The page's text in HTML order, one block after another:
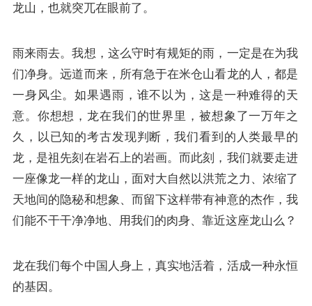
龙山，也就突兀在眼前了。
雨来雨去。我想，这么守时有规矩的雨，一定是在为我
们净身。远道而来，所有急于在米仓山看龙的人，都是
一身风尘。如果遇雨，谁不以为，这是一种难得的天
意。你想想，龙在我们的世界里，被想象了一万年之
久，以已知的考古发现判断，我们看到的人类最早的
龙，是祖先刻在岩石上的岩画。而此刻，我们就要走进
一座像龙一样的龙山，面对大自然以洪荒之力、浓缩了
天地间的隐秘和想象、而留下这样带有神意的杰作，我
们能不干干净净地、用我们的肉身、靠近这座龙山么？
龙在我们每个中国人身上，真实地活着，活成一种永恒
的基因。